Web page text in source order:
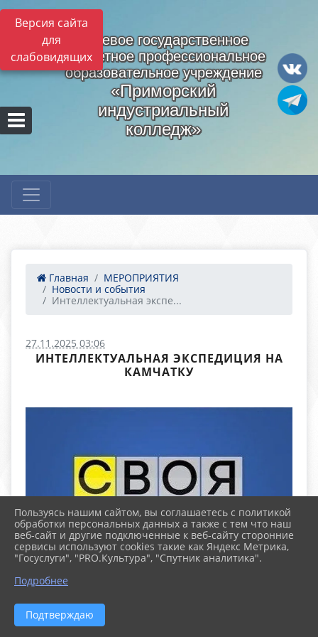
Версия сайта
для
слабовидящих
Краевое государственное
бюджетное профессиональное
образовательное учреждение
«Приморский
индустриальный
колледж»
Главная
МЕРОПРИЯТИЯ
Новости и события
Интеллектуальная экспе...
27.11.2025 03:06
ИНТЕЛЛЕКТУАЛЬНАЯ ЭКСПЕДИЦИЯ НА
КАМЧАТКУ
Пользуясь нашим сайтом, вы соглашаетесь с политикой
обработки персональных данных а также с тем что наш
веб-сайт и другие подключенные к веб-сайту сторонние
сервисы используют cookies такие как Яндекс Метрика,
"Госуслуги", "PRO.Культура", "Спутник аналитика".
Подробнее
Подтверждаю